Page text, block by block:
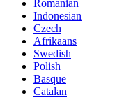
Romanian
Indonesian
Czech
Afrikaans
Swedish
Polish
Basque
Catalan